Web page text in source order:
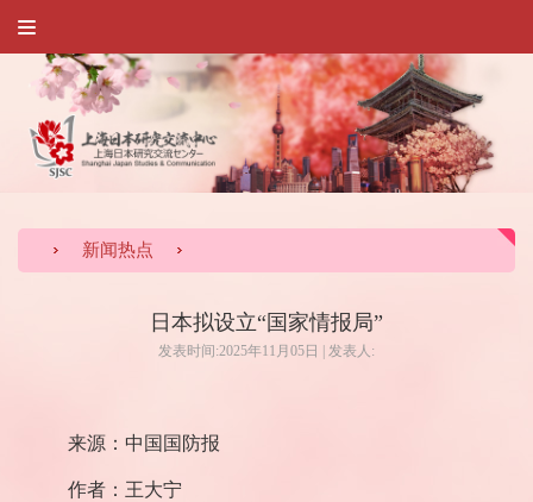
新闻热点
日本拟设立“国家情报局”
发表时间:2025年11月05日 | 发表人:
来源：中国国防报
作者：王大宁